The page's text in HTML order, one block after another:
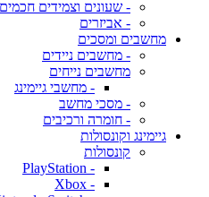
- שעונים וצמידים חכמים
- אביזרים
מחשבים ומסכים
- מחשבים ניידים
מחשבים נייחים
- מחשבי גיימינג
- מסכי מחשב
- חומרה ורכיבים
גיימינג וקונסולות
קונסולות
- PlayStation
- Xbox